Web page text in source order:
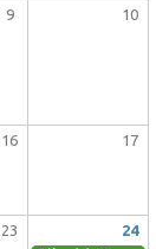
9 10
16 17
23 24